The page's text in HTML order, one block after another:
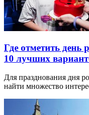
Где отметить
10 лучших
Для празднования дня
найти множество